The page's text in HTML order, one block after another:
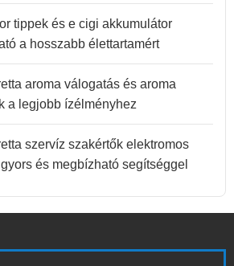
tippek és e cigi akkumulátor
a hosszabb élettartamért
aroma válogatás és aroma
a legjobb ízélményhez
szervíz szakértők elektromos
és megbízható segítséggel